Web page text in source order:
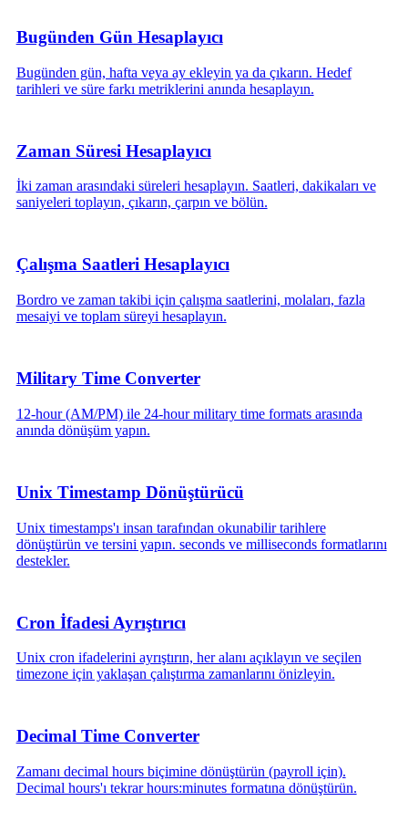
Bugünden Gün Hesaplayıcı
Bugünden gün, hafta veya ay ekleyin ya da çıkarın. Hedef
tarihleri ve süre farkı metriklerini anında hesaplayın.
Zaman Süresi Hesaplayıcı
İki zaman arasındaki süreleri hesaplayın. Saatleri, dakikaları ve
saniyeleri toplayın, çıkarın, çarpın ve bölün.
Çalışma Saatleri Hesaplayıcı
Bordro ve zaman takibi için çalışma saatlerini, molaları, fazla
mesaiyi ve toplam süreyi hesaplayın.
Military Time Converter
12-hour (AM/PM) ile 24-hour military time formats arasında
anında dönüşüm yapın.
Unix Timestamp Dönüştürücü
Unix timestamps'ı insan tarafından okunabilir tarihlere
dönüştürün ve tersini yapın. seconds ve milliseconds formatlarını
destekler.
Cron İfadesi Ayrıştırıcı
Unix cron ifadelerini ayrıştırın, her alanı açıklayın ve seçilen
timezone için yaklaşan çalıştırma zamanlarını önizleyin.
Decimal Time Converter
Zamanı decimal hours biçimine dönüştürün (payroll için).
Decimal hours'ı tekrar hours:minutes formatına dönüştürün.